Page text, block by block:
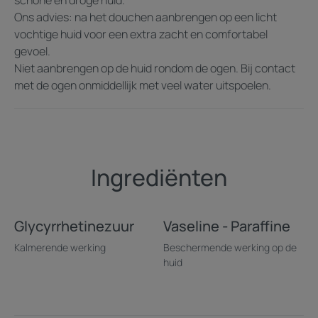
doeltreffend moment van verzorging.
Kies voor de voedende melk van DEXERYL met zijn
vloeibare, lichte textuur om de huid intens te
hydrateren en langdurig te voeden. Combineer dit
product met de DEXERYL douchecrème voor een
een lotion gecombineerd met de zeer voedende kracht
van een balsem. Dringt snel in. 24 uur lang gevoed¹.
Ons advies: na het douchen aanbrengen op een licht
vochtige huid voor een extra zacht en comfortabel
gevoel.
Niet aanbrengen op de huid rondom de ogen. Bij contact
met de ogen onmiddellijk met veel water uitspoelen.
Ingrediënten
Glycyrrhetinezuur
Kalmerende werking
Vaseline - Paraffine
Beschermende werking op de
huid